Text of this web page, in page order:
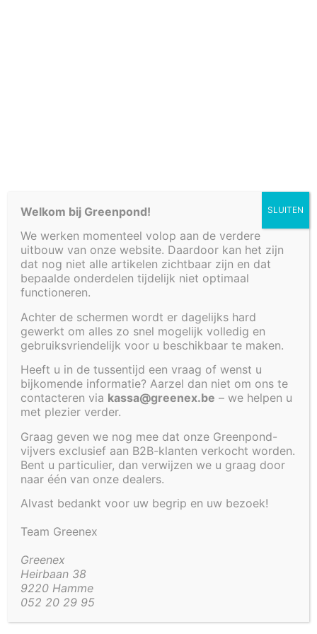
Om de beste ervaringen te bieden, gebruiken wij technologieën zoals
cookies om informatie over je apparaat op te slaan en/of te raadplegen.
Door in te stemmen met deze technologieën kunnen wij gegevens zoals
Fonteinbakken
Plantenfilters met waterval
Vijvers
Decoratieve afwerkingen
Watertafels
Cookiebeleid (EU)
VIJVER 240
X 120 X 100
CM
TEST
LABEL
905,00
PLANTENFILTER
MET
WATERVAL
240 X 120 X
TEST
LABEL
VIJVER 455
X 95 X 35
TEST
LABEL
289,00
Welkom bij Greenpond!
We werken momenteel volop aan de verdere
uitbouw van onze website. Daardoor kan het zijn
dat nog niet alle artikelen zichtbaar zijn en dat
bepaalde onderdelen tijdelijk niet optimaal
functioneren.
Achter de schermen wordt er dagelijks hard
gewerkt om alles zo snel mogelijk volledig en
gebruiksvriendelijk voor u beschikbaar te maken.
Heeft u in de tussentijd een vraag of wenst u
bijkomende informatie? Aarzel dan niet om ons te
contacteren via kassa@greenex.be – we helpen u
met plezier verder.
Graag geven we nog mee dat onze Greenpond-
vijvers exclusief aan B2B-klanten verkocht worden.
Bent u particulier, dan verwijzen we u graag door
naar één van onze dealers.
Alvast bedankt voor uw begrip en uw bezoek!
Team Greenex
Greenex
Heirbaan 38
9220 Hamme
052 20 29 95
SLUITEN